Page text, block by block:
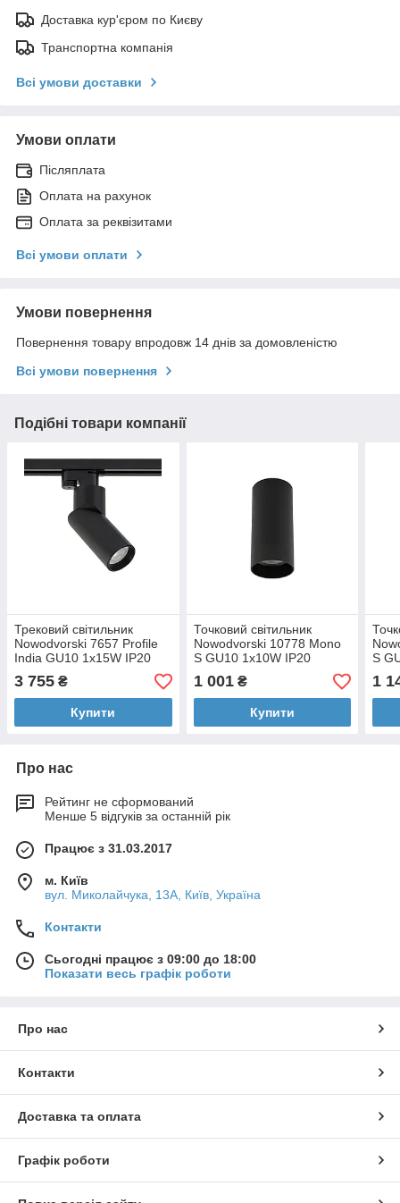
Доставка кур'єром по Києву
Транспортна компанія
Всі умови доставки
Умови оплати
Післяплата
Оплата на рахунок
Оплата за реквізитами
Всі умови оплати
Умови повернення
Повернення товару впродовж 14 днів за домовленістю
Всі умови повернення
Подібні товари компанії
Трековий світильник
Nowodvorski 7657 Profile
India GU10 1x15W IP20
чорний
3 755 ₴
Купити
Точковий світильник
Nowodvorski 10778 Mono
S GU10 1x10W IP20
Чорний
1 001₴
Купити
S
1
Про нас
Рейтинг не сформований
Менше 5 відгуків за останній рік
Працює з 31.03.2017
м. Київ
вул. Миколайчука, 13А, Київ, Україна
Контакти
Сьогодні працює з 09:00 до 18:00
Показати весь графік роботи
Про нас
Контакти
Доставка та оплата
Графік роботи